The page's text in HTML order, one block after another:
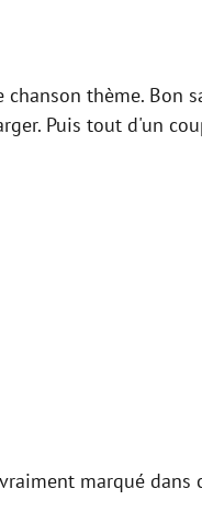
thème. Bon
Puis tout d'un
marqué dans